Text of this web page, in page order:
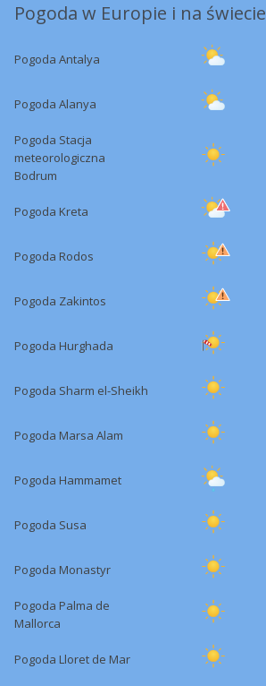
Pogoda w Europie i na świecie
Pogoda Antalya
Pogoda Alanya
Pogoda Stacja
meteorologiczna
Bodrum
Pogoda Kreta
Pogoda Rodos
Pogoda Zakintos
Pogoda Hurghada
Pogoda Sharm el-Sheikh
Pogoda Marsa Alam
Pogoda Hammamet
Pogoda Susa
Pogoda Monastyr
Pogoda Palma de
Mallorca
Pogoda Lloret de Mar